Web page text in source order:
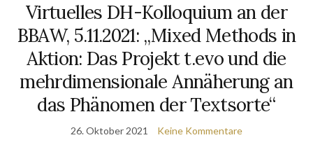
Virtuelles DH-Kolloquium an der
BBAW, 5.11.2021: „Mixed Methods in
Aktion: Das Projekt t.evo und die
mehrdimensionale Annäherung an
das Phänomen der Textsorte“
26. Oktober 2021 Keine Kommentare